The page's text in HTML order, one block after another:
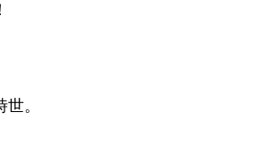
。